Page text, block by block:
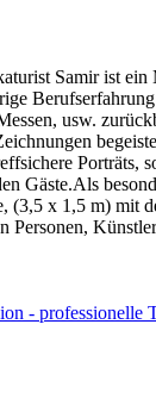
Samir ist ein
usw.
Porträts,
Gäste.Als
(3,5 x 1,5 m) mit
Personen,
- professionelle